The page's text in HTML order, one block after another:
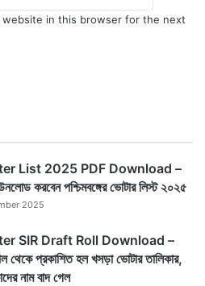
website in this browser for the next
List 2025 PDF Download –
করবেন পশ্চিমবঙ্গের ভোটার লিস্ট ২০২৫
2025
SIR Draft Roll Download –
থেকে প্রকাশিত হল খসড়া ভোটার তালিকার,
নাম বাদ গেল